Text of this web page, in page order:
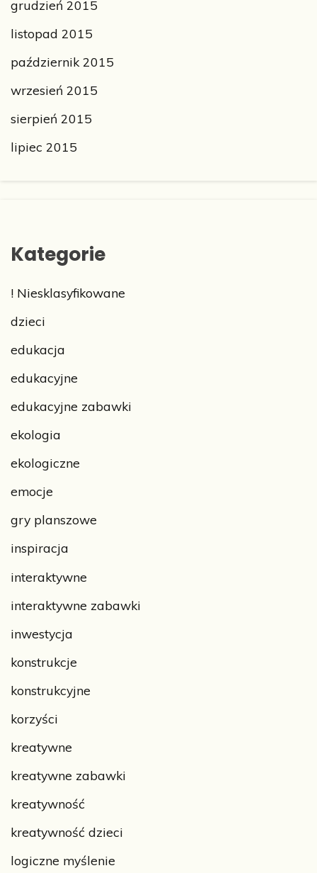
grudzień 2015
listopad 2015
październik 2015
wrzesień 2015
sierpień 2015
lipiec 2015
Kategorie
! Niesklasyfikowane
dzieci
edukacja
edukacyjne
edukacyjne zabawki
ekologia
ekologiczne
emocje
gry planszowe
inspiracja
interaktywne
interaktywne zabawki
inwestycja
konstrukcje
konstrukcyjne
korzyści
kreatywne
kreatywne zabawki
kreatywność
kreatywność dzieci
logiczne myślenie